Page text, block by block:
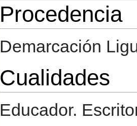
Procedencia
Demarcación
Cualidades
Educador.